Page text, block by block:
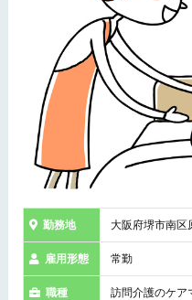
勤務地 大阪府堺市南区
雇用形態 常勤
職種 訪問介護のケア